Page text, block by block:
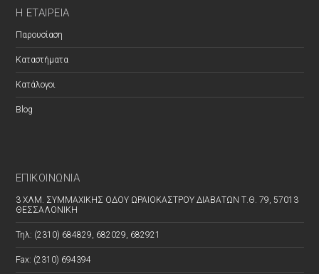
Η ΕΤΑΙΡΕΊΑ
Παρουσίαση
Καταστήματα
Κατάλογοι
Blog
ΕΠΙΚΟΙΝΩΝΊΑ
3 ΧΛΜ. ΣΥΜΜΑΧΙΚΗΣ ΟΔΟΥ ΩΡΑΙΟΚΑΣΤΡΟΥ ΔΙΑΒΑΤΩΝ Τ.Θ. 79, 57013
ΘΕΣΣΑΛΟΝΙΚΗ
Τηλ: (2310) 684829, 682029, 682921
Fax: (2310) 694394